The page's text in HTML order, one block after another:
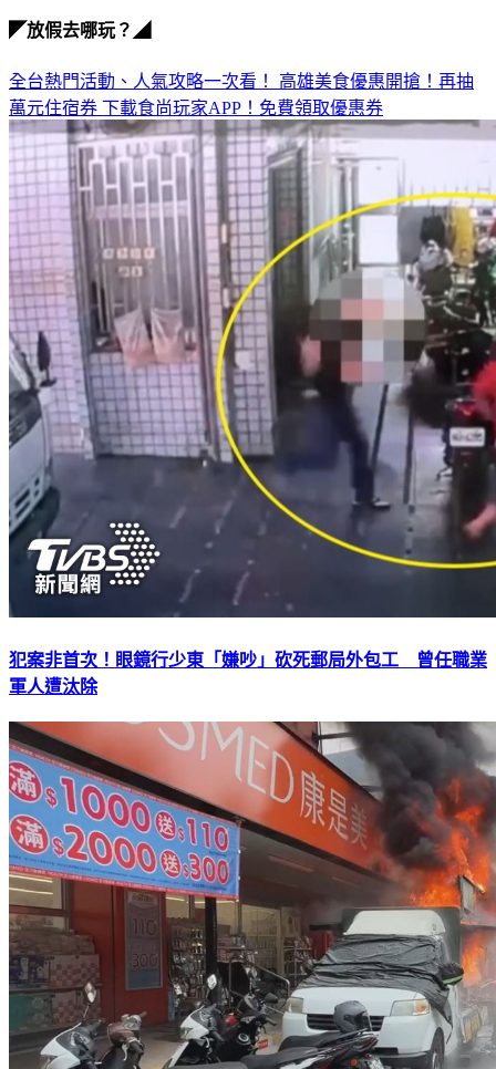
全台熱門活動、人氣攻略一次看！高雄美食優惠開搶！再抽
萬元住宿券下載食尚玩家APP！免費領取優惠券
犯案非首次！眼鏡行少東「嫌吵」砍死郵局外包工 曾任職業